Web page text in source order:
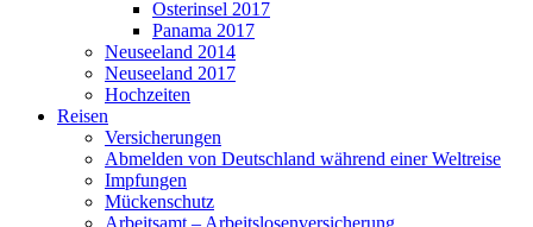
Osterinsel 2017
Panama 2017
Neuseeland 2014
Neuseeland 2017
Hochzeiten
Reisen
Versicherungen
Abmelden von Deutschland während einer Weltreise
Impfungen
Mückenschutz
Arbeitsamt – Arbeitslosenversicherung